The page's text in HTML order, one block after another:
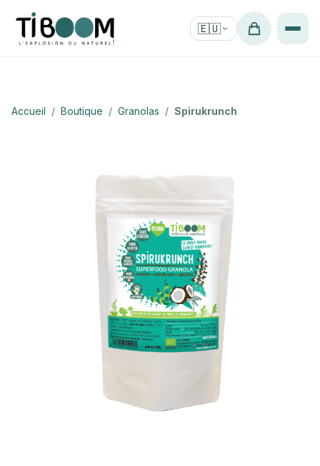
🇪🇺
Accueil / Boutique / Granolas / Spirukrunch